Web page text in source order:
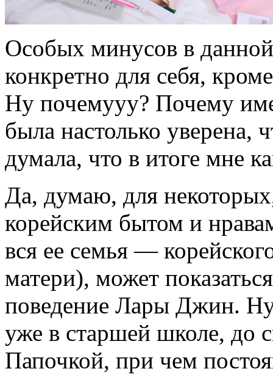
Особых минусов в
конкретно для себя,
Ну почемууу? Почему
была настолько уверена,
думала, что в итоге
Да, думаю, для
корейским бытом и
вся ее семья —
матери), может
поведение Лары Джин.
уже в старшей школе, до
Папочкой, при чем